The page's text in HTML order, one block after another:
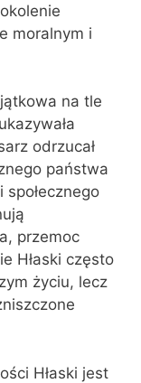
moralnym i
na tle
odrzucał
państwa
przemoc
Hłaski często
życiu, lecz
Hłaski jest